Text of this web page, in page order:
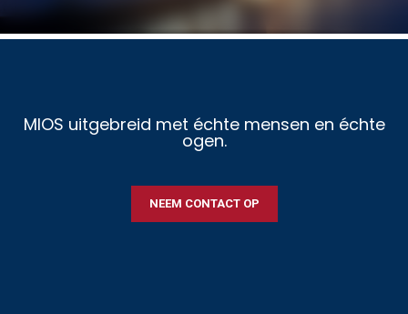
MIOS uitgebreid met échte mensen en échte
ogen.
NEEM CONTACT OP